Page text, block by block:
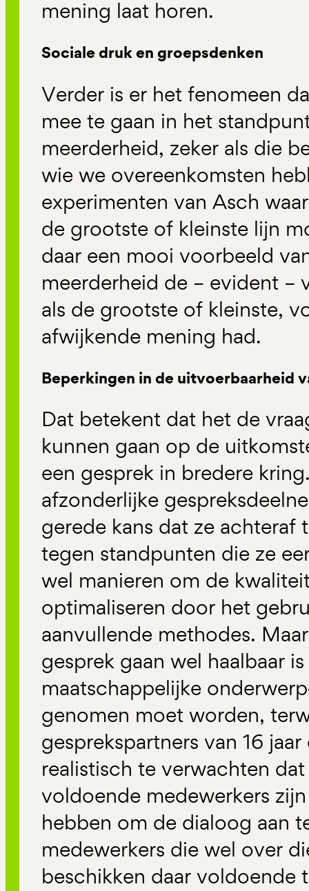
mening laat horen.
Sociale druk en groepsdenken
Verder is er het fenomeen
mee te gaan in het
meerderheid, zeker als die
wie we overeenkomsten
experimenten van Asch
de grootste of kleinste lijn
daar een mooi voorbeeld
meerderheid de – evident –
als de grootste of kleinste,
afwijkende mening had.
Beperkingen in de uitvoerbaarheid
Dat betekent dat het de
kunnen gaan op de
een gesprek in bredere
afzonderlijke
gerede kans dat ze
tegen standpunten die ze
wel manieren om de
optimaliseren door het
aanvullende methodes.
gesprek gaan wel haalbaar
maatschappelijke
genomen moet worden,
gesprekspartners van 16
realistisch te verwachten
voldoende medewerkers
hebben om de dialoog aan
medewerkers die wel over
beschikken daar voldoende